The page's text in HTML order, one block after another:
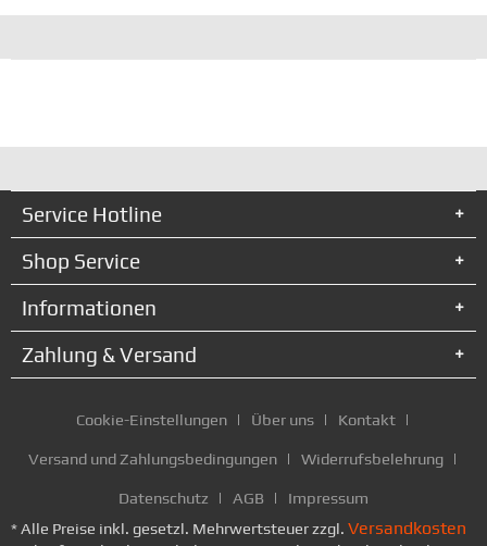
Service Hotline
Shop Service
Informationen
Zahlung & Versand
Cookie-Einstellungen Über uns Kontakt
Versand und Zahlungsbedingungen Widerrufsbelehrung
Datenschutz AGB
Impressum
* Alle Preise inkl. gesetzl. Mehrwertsteuer zzgl. Versandkosten